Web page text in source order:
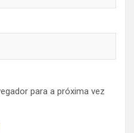
para a próxima vez